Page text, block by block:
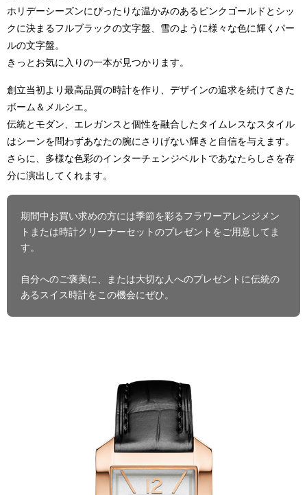
ホリデーシーズンにぴったりな温かみのあるピンクゴールドとシッ
クに決まるフルブラックの文字盤、雪のように様々な色に輝くパー
ルの文字盤。
きっとお気に入りの一本が見つかります。
創立当初より最高品質の時計を作り、デザインの追求を続けてきた
ボーム＆メルシエ。
伝統とモダン、エレガンスと個性を融合したタイムレスなスタイル
はシーンを問わずあなたの腕にさりげない輝きと自信を与えます。
さらに、多様な色彩のインターチェンジベルトであなたらしさを存
分に演出してくれます。
期間中お買い求めの方には季節を彩るフラワーアレンジメン
トまたは時計クリーナーセットのプレゼントをご用意してま
す。
自分へのご褒美に、または大切な人へのプレゼントに伝統の
あるスイス時計をこの機会にぜひ。